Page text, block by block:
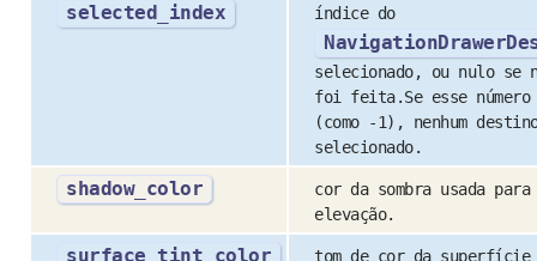
selected_index índice do
selecionado, ou nulo se
foi feita.Se esse
(como -1), nenhum
selecionado.
shadow_color
cor da sombra usada
elevação.
surface_tint_color
tom de cor da